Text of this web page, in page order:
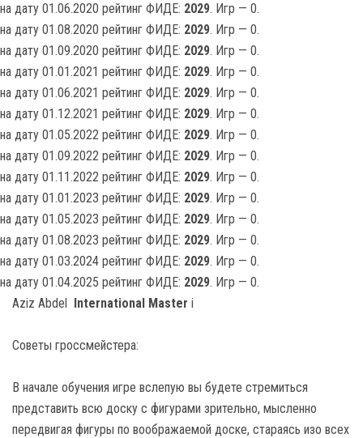
на дату 01.06.2020 рейтинг ФИДЕ: 2029. Игр — 0.
на дату 01.08.2020 рейтинг ФИДЕ: 2029. Игр — 0.
на дату 01.09.2020 рейтинг ФИДЕ: 2029. Игр — 0.
на дату 01.01.2021 рейтинг ФИДЕ: 2029. Игр — 0.
на дату 01.06.2021 рейтинг ФИДЕ: 2029. Игр — 0.
на дату 01.12.2021 рейтинг ФИДЕ: 2029. Игр — 0.
на дату 01.05.2022 рейтинг ФИДЕ: 2029. Игр — 0.
на дату 01.09.2022 рейтинг ФИДЕ: 2029. Игр — 0.
на дату 01.11.2022 рейтинг ФИДЕ: 2029. Игр — 0.
на дату 01.01.2023 рейтинг ФИДЕ: 2029. Игр — 0.
на дату 01.05.2023 рейтинг ФИДЕ: 2029. Игр — 0.
на дату 01.08.2023 рейтинг ФИДЕ: 2029. Игр — 0.
на дату 01.03.2024 рейтинг ФИДЕ: 2029. Игр — 0.
на дату 01.04.2025 рейтинг ФИДЕ: 2029. Игр — 0.
Aziz Abdel International Master i
Советы гроссмейстера:
В начале обучения игре вслепую вы будете стремиться
представить всю доску с фигурами зрительно, мысленно
передвигая фигуры по воображаемой доске, стараясь изо всех